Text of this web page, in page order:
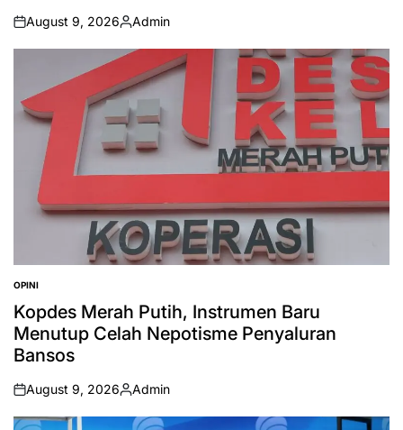
on
August 9, 2026
Posted
by
Admin
POSTED
IN
OPINI
Kopdes Merah Putih, Instrumen Baru
Menutup Celah Nepotisme Penyaluran
Bansos
on
August 9, 2026
Posted
by
Admin